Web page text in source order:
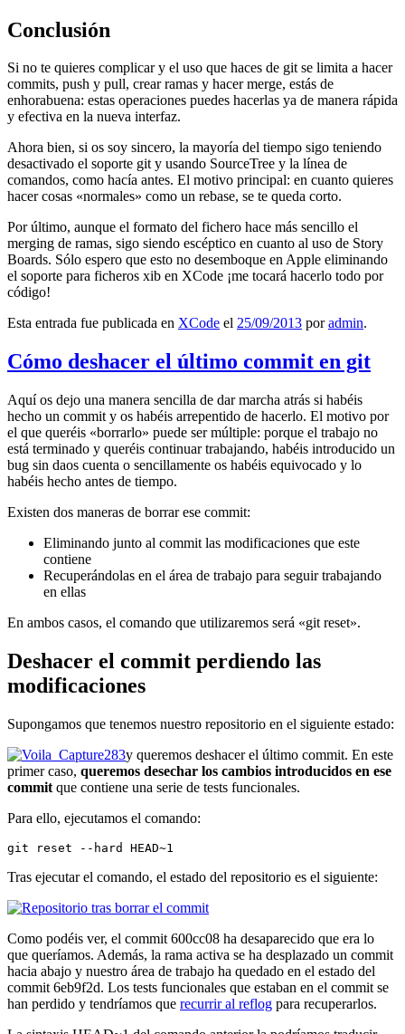
Conclusión
Si no te quieres complicar y el uso que haces de git se limita a hacer
commits, push y pull, crear ramas y hacer merge, estás de
enhorabuena: estas operaciones puedes hacerlas ya de manera rápida
y efectiva en la nueva interfaz.
Ahora bien, si os soy sincero, la mayoría del tiempo sigo teniendo
desactivado el soporte git y usando SourceTree y la línea de
comandos, como hacía antes. El motivo principal: en cuanto quieres
hacer cosas «normales» como un rebase, se te queda corto.
Por último, aunque el formato del fichero hace más sencillo el
merging de ramas, sigo siendo escéptico en cuanto al uso de Story
Boards. Sólo espero que esto no desemboque en Apple eliminando
el soporte para ficheros xib en XCode ¡me tocará hacerlo todo por
código!
Esta entrada fue publicada en XCode el 25/09/2013 poradmin.
Cómo deshacer el último commit en git
Aquí os dejo una manera sencilla de dar marcha atrás si habéis
hecho un commit y os habéis arrepentido de hacerlo. El motivo por
el que queréis «borrarlo» puede ser múltiple: porque el trabajo no
está terminado y queréis continuar trabajando, habéis introducido un
bug sin daos cuenta o sencillamente os habéis equivocado y lo
habéis hecho antes de tiempo.
Existen dos maneras de borrar ese commit:
Eliminando junto al commit las modificaciones que este
contiene
Recuperándolas en el área de trabajo para seguir trabajando
en ellas
En ambos casos, el comando que utilizaremos será «git reset».
Deshacer el commit perdiendo las
modificaciones
Supongamos que tenemos nuestro repositorio en el siguiente estado:
y queremos deshacer el último commit. En este
primer caso, queremos desechar los cambios introducidos en ese
commit que contiene una serie de tests funcionales.
Para ello, ejecutamos el comando:
git reset --hard HEAD~1
Tras ejecutar el comando, el estado del repositorio es el siguiente:
Como podéis ver, el commit 600cc08 ha desaparecido que era lo
que queríamos. Además, la rama activa se ha desplazado un commit
hacia abajo y nuestro área de trabajo ha quedado en el estado del
commit 6eb9f2d. Los tests funcionales que estaban en el commit se
han perdido y tendríamos que recurrir al reflog para recuperarlos.